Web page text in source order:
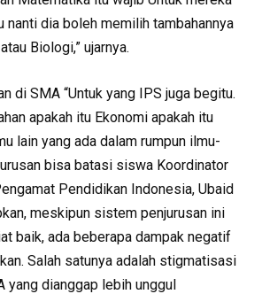
nanti dia boleh memilih tambahannya
Biologi,” ujarnya.
di SMA “Untuk yang IPS juga begitu.
apakah itu Ekonomi apakah itu
lain yang ada dalam rumpun ilmu-
bisa batasi siswa Koordinator
Pendidikan Indonesia, Ubaid
meskipun sistem penjurusan ini
baik, ada beberapa dampak negatif
Salah satunya adalah stigmatisasi
yang dianggap lebih unggul